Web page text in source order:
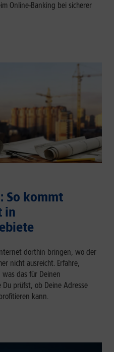
Online-Banking bei sicherer
So kommt
in
dorthin bringen, wo der
nicht ausreicht. Erfahre,
das für Deinen
Du prüfst, ob Deine Adresse
kann.